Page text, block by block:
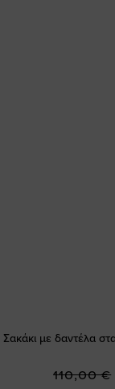
Σακάκι με δαντέλα
110,00 €